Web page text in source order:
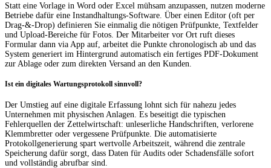
Statt eine Vorlage in Word oder Excel mühsam anzupassen, nutzen moderne
Betriebe dafür eine Instandhaltungs-Software. Über einen Editor (oft per
Drag-&-Drop) definieren Sie einmalig die nötigen Prüfpunkte, Textfelder
und Upload-Bereiche für Fotos. Der Mitarbeiter vor Ort ruft dieses
Formular dann via App auf, arbeitet die Punkte chronologisch ab und das
System generiert im Hintergrund automatisch ein fertiges PDF-Dokument
zur Ablage oder zum direkten Versand an den Kunden.
Ist ein digitales Wartungsprotokoll sinnvoll?
Der Umstieg auf eine digitale Erfassung lohnt sich für nahezu jedes
Unternehmen mit physischen Anlagen. Es beseitigt die typischen
Fehlerquellen der Zettelwirtschaft: unleserliche Handschriften, verlorene
Klemmbretter oder vergessene Prüfpunkte. Die automatisierte
Protokollgenerierung spart wertvolle Arbeitszeit, während die zentrale
Speicherung dafür sorgt, dass Daten für Audits oder Schadensfälle sofort
und vollständig abrufbar sind.